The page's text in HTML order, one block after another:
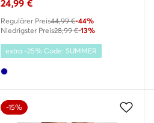
24,99 €
Regulärer Preis44,99 €-44%
Niedrigster Preis28,99 €-13%
extra -25% Code: SUMMER
-15%